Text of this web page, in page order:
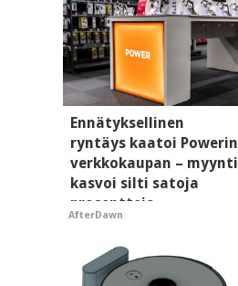
Ennätyksellinen
ryntäys kaatoi Powerin
verkkokaupan – myynti
kasvoi silti satoja
prosentteja
AfterDawn